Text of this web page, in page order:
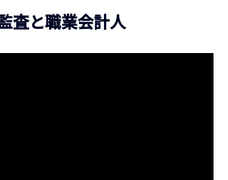
査と職業会計人